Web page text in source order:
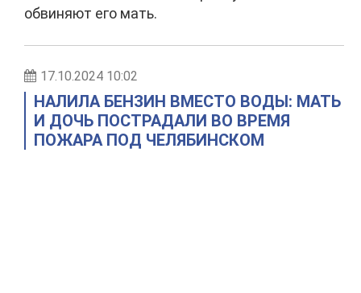
обвиняют его мать.
17.10.2024 10:02
НАЛИЛА БЕНЗИН ВМЕСТО ВОДЫ: МАТЬ
И ДОЧЬ ПОСТРАДАЛИ ВО ВРЕМЯ
ПОЖАРА ПОД ЧЕЛЯБИНСКОМ